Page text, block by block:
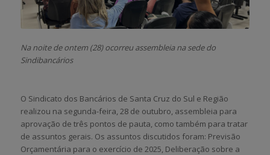
Na noite de ontem (28) ocorreu assembleia na sede do
Sindibancários
O Sindicato dos Bancários de Santa Cruz do Sul e Região
realizou na segunda-feira, 28 de outubro, assembleia para
aprovação de três pontos de pauta, como também para tratar
de assuntos gerais. Os assuntos discutidos foram: Previsão
Orçamentária para o exercício de 2025, Deliberação sobre a